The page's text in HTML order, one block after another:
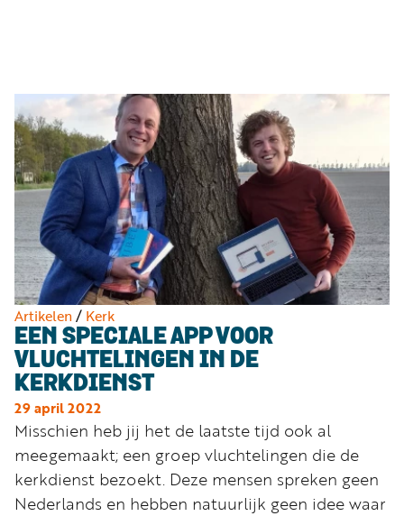
Artikelen/ Kerk
EEN SPECIALE APP VOOR
VLUCHTELINGEN IN DE
KERKDIENST
29 april 2022
Misschien heb jij het de laatste tijd ook al
meegemaakt; een groep vluchtelingen die de
kerkdienst bezoekt. Deze mensen spreken geen
Nederlands en hebben natuurlijk geen idee waar
Podcasts
Muziek
Artikelen
Kanalen
Steun
onze
missie
Info
Word
nu
vriend
Businessclub